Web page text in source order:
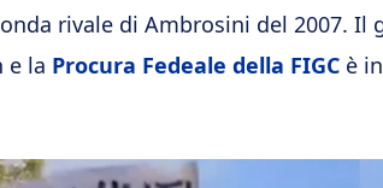
rivale di Ambrosini del 2007. Il
e la Procura Fedeale della FIGC è